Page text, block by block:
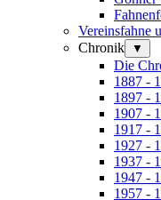
Vereinsfahne
Chronik
▼
Die
1887 -
1897 -
1907 -
1917 -
1927 -
1937 -
1947 -
1957 -